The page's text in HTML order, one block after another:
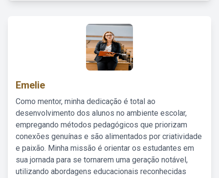
Emelie
Como mentor, minha dedicação é total ao
desenvolvimento dos alunos no ambiente escolar,
empregando métodos pedagógicos que priorizam
conexões genuínas e são alimentados por criatividade
e paixão. Minha missão é orientar os estudantes em
sua jornada para se tornarem uma geração notável,
utilizando abordagens educacionais reconhecidas